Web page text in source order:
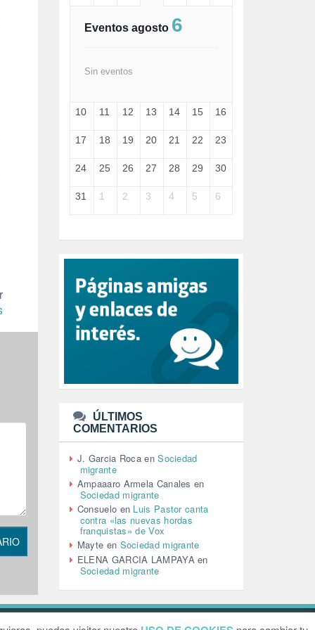
FELICIDAD (1)
FRANCISCO (5)
HUGO ZÁRATE (30)
I A (2)
INDEPENDENCIA (15)
INTELIGENCIA ARTIFICIAL (1)
JANE GOODDALL (1)
JAZZ (1)
JÓVENES (28)
JUSTICIA (13)
LEÓN XIV (5)
LGTBI (1)
MEMORIA HISTÓRICA (232)
MONARQUÍA (26)
NATURALEZA (1)
PALESTINA (8)
PARTICIPACIÓN CIUDADANA (392)
PAZ (2)
PENSIONES (12)
PEPE MUJICA (2)
PESCADORES (1)
POBREZA (2)
POLÍTICA INTERNACIONAL (366)
POLÍTICA VALENCIA (357)
Eventos agosto 6
Sin eventos
10 11 12 13 14 15 16
17 18 19 20 21 22 23
24 25 26 27 28 29 30
31 1 2 3 4 5 6
ÚLTIMOS
COMENTARIOS
J. Garcia Roca enSociedad
migrante
Ampaaaro Armela Canales en
Sociedad migrante
Consuelo en Luis Pastor canta
contra «las nuevas hordas
franquistas» de Vox
Mayte en Sociedad migrante
ELENA GARCIA LAMPAYA en
Sociedad migrante